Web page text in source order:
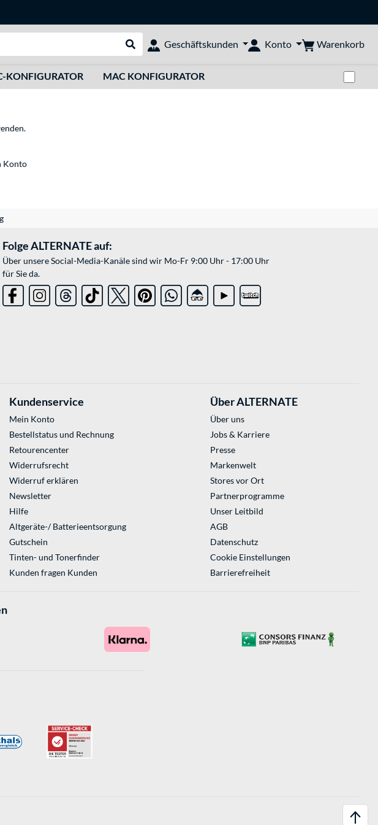
Suche durchführen
Geschäftskunden Konto Warenkorb
KONFIGURATOR MAC KONFIGURATOR
Konto
Folge ALTERNATE auf:
Über unsere Social-Media-Kanäle sind wir Mo-Fr 9:00 Uhr - 17:00 Uhr
für Sie da.
Kundenservice
Mein Konto
Bestellstatus und Rechnung
Retourencenter
Widerrufsrecht
Widerruf erklären
Newsletter
Hilfe
Altgeräte-/ Batterieentsorgung
Gutschein
Tinten- und Tonerfinder
Kunden fragen Kunden
Über ALTERNATE
Über uns
Jobs & Karriere
Presse
Markenwelt
Stores vor Ort
Partnerprogramme
Unser Leitbild
AGB
Datenschutz
Cookie Einstellungen
Barrierefreiheit